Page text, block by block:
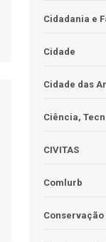
Cidadania e
Cidade
Cidade das
Ciência,
CIVITAS
Comlurb